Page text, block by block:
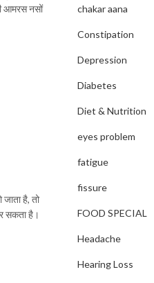
आमरस नसों
है, तो
सकता है।
chakar aana
Constipation
Depression
Diabetes
Diet & Nutrition
eyes problem
fatigue
fissure
FOOD SPECIAL
Headache
Hearing Loss